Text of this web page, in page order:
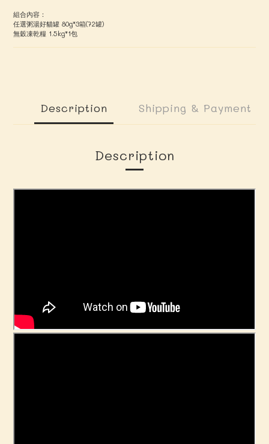
組合內容：
任選粥湯好貓罐 80g*3箱(72罐)
無穀凍乾糧 1.5kg*1包
Description Shipping & Payment
Description